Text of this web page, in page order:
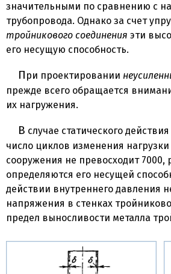
значительными по сравнению с
трубопровода. Однако за счет
тройникового соединения эти
его несущую способность.
При проектировании
прежде всего обращается
их нагружения.
В случае статического действия внутреннего давления, т. е. когда
число циклов изменения
сооружения не превосходит 7000,
определяются его несущей
действии внутреннего давления
напряжения в стенках
предел выносливости металла